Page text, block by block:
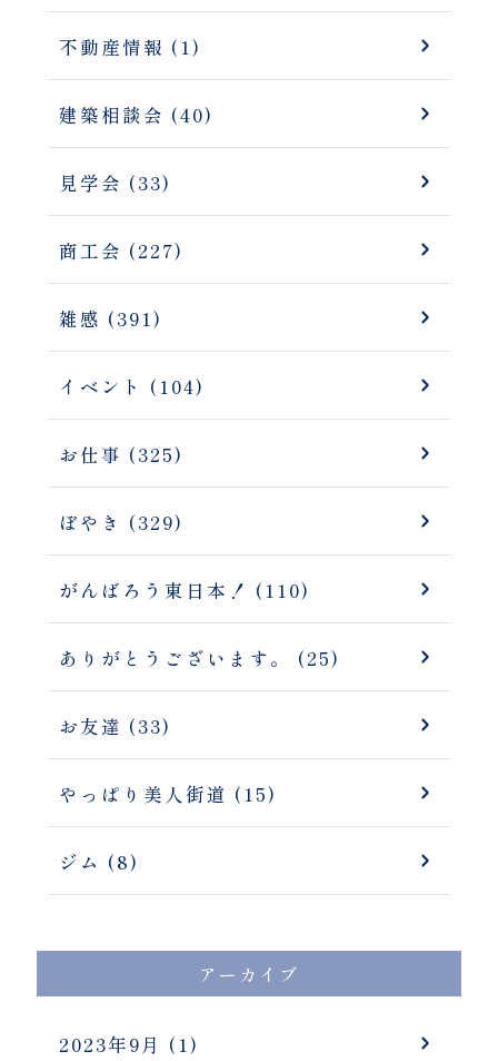
不動産情報 (1)
建築相談会 (40)
見学会 (33)
商工会 (227)
雑感 (391)
イベント (104)
お仕事 (325)
ぼやき (329)
がんばろう東日本！ (110)
ありがとうございます。 (25)
お友達 (33)
やっぱり美人街道 (15)
ジム (8)
アーカイブ
2023年9月 (1)